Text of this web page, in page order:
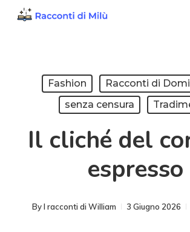
Fashion
Racconti di
senza censura
Il cliché del
espresso
By I racconti di William 3 Giugno 2026